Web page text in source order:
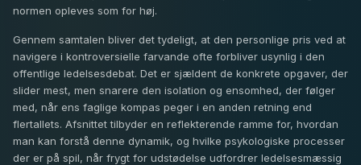
normen opleves som for høj.
Gennem samtalen bliver det tydeligt, at den personlige pris ved at
navigere i kontroversielle farvande ofte forbliver usynlig i den
offentlige ledelsesdebat. Det er sjældent de konkrete opgaver, der
slider mest, men snarere den isolation og ensomhed, der følger
med, når ens faglige kompas peger i en anden retning end
flertallets. Afsnittet tilbyder en reflekterende ramme for, hvordan
man kan forstå denne dynamik, og hvilke psykologiske processer
der er på spil, når frygt for udstødelse udfordrer ledelsesmæssig